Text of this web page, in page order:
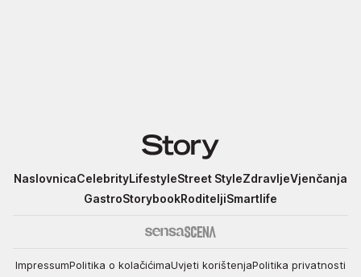
Story
NaslovnicaCelebrityLifestyleStreet StyleZdravljeVjenčanja
GastroStorybookRoditeljiSmartlife
ImpressumPolitika o kolačićimaUvjeti korištenjaPolitika privatnosti